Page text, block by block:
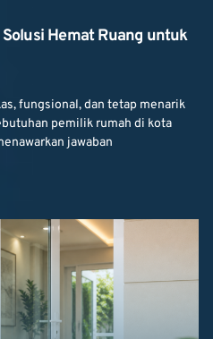
Hemat Ruang untuk
fungsional, dan tetap menarik
pemilik rumah di kota
jawaban